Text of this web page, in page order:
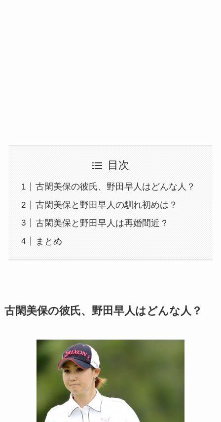
目次
古閑美保の彼氏、野田早人はどんな人？
古閑美保と野田早人の馴れ初めは？
古閑美保と野田早人は再婚間近？
まとめ
古閑美保の彼氏、野田早人はどんな人？